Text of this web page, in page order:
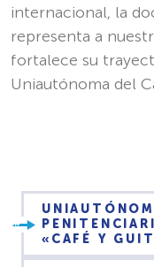
internacional, la
representa a
fortalece su
Uniautónoma del
«CAFÉ Y